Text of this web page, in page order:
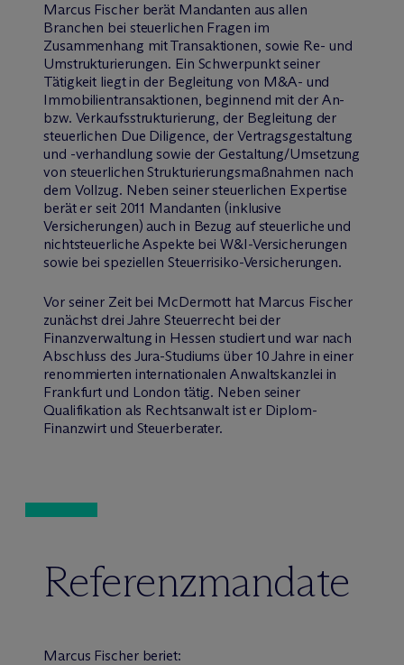
Marcus Fischer berät Mandanten aus allen
Branchen bei steuerlichen Fragen im
Zusammenhang mit Transaktionen, sowie Re- und
Umstrukturierungen. Ein Schwerpunkt seiner
Tätigkeit liegt in der Begleitung von M&A- und
Immobilientransaktionen, beginnend mit der An-
bzw. Verkaufsstrukturierung, der Begleitung der
steuerlichen Due Diligence, der Vertragsgestaltung
und -verhandlung sowie der Gestaltung/Umsetzung
von steuerlichen Strukturierungsmaßnahmen nach
dem Vollzug. Neben seiner steuerlichen Expertise
berät er seit 2011 Mandanten (inklusive
Versicherungen) auch in Bezug auf steuerliche und
nichtsteuerliche Aspekte bei W&I-Versicherungen
sowie bei speziellen Steuerrisiko-Versicherungen.
Vor seiner Zeit bei McDermott hat Marcus Fischer
zunächst drei Jahre Steuerrecht bei der
Finanzverwaltung in Hessen studiert und war nach
Abschluss des Jura-Studiums über 10 Jahre in einer
renommierten internationalen Anwaltskanzlei in
Frankfurt und London tätig. Neben seiner
Qualifikation als Rechtsanwalt ist er Diplom-
Finanzwirt und Steuerberater.
Referenzmandate
Marcus Fischer beriet: